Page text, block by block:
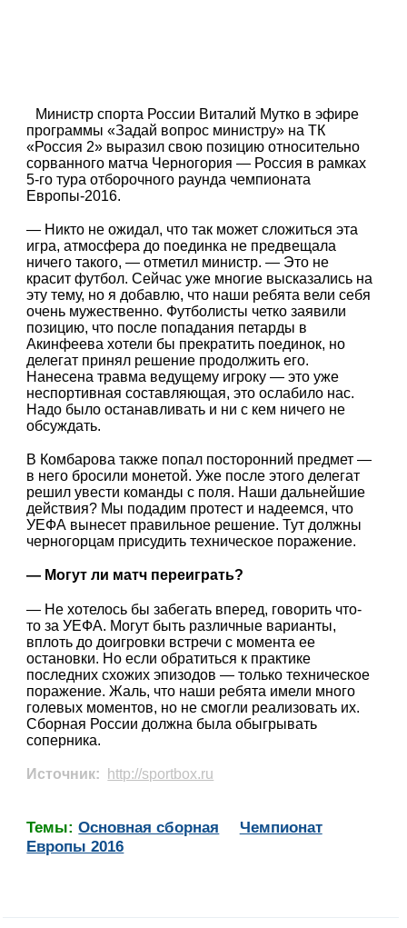
Министр спорта России Виталий Мутко в эфире
программы «Задай вопрос министру» на ТК
«Россия 2» выразил свою позицию относительно
сорванного матча Черногория — Россия в рамках
5-го тура отборочного раунда чемпионата
Европы-2016.
— Никто не ожидал, что так может сложиться эта
игра, атмосфера до поединка не предвещала
ничего такого, — отметил министр. — Это не
красит футбол. Сейчас уже многие высказались на
эту тему, но я добавлю, что наши ребята вели себя
очень мужественно. Футболисты четко заявили
позицию, что после попадания петарды в
Акинфеева хотели бы прекратить поединок, но
делегат принял решение продолжить его.
Нанесена травма ведущему игроку — это уже
неспортивная составляющая, это ослабило нас.
Надо было останавливать и ни с кем ничего не
обсуждать.
В Комбарова также попал посторонний предмет —
в него бросили монетой. Уже после этого делегат
решил увести команды с поля. Наши дальнейшие
действия? Мы подадим протест и надеемся, что
УЕФА вынесет правильное решение. Тут должны
черногорцам присудить техническое поражение.
— Могут ли матч переиграть?
— Не хотелось бы забегать вперед, говорить что-
то за УЕФА. Могут быть различные варианты,
вплоть до доигровки встречи с момента ее
остановки. Но если обратиться к практике
последних схожих эпизодов — только техническое
поражение. Жаль, что наши ребята имели много
голевых моментов, но не смогли реализовать их.
Сборная России должна была обыгрывать
соперника.
Источник: http://sportbox.ru
Темы:Основная сборная
Чемпионат
Европы 2016